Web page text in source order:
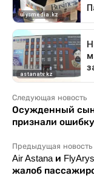
Следующая новость
Осужденный сын
признали ошибку
Предыдущая новость
Air Astana и
жалоб